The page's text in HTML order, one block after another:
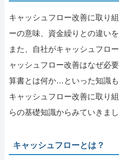
キャッシュフロー改善に取り
ーの意味、資金繰りとの違い
また、自社がキャッシュフロ
ャッシュフロー改善はなぜ必
算書とは何か…といった知識も
キャッシュフロー改善に取り
らの基礎知識からみていきまし
キャッシュフローとは？